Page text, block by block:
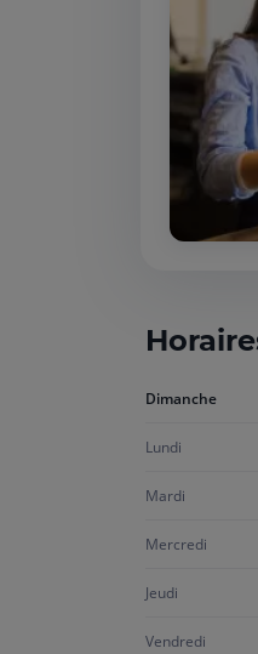
Dimanche
Lundi
Mardi
Mercredi
Jeudi
Vendredi